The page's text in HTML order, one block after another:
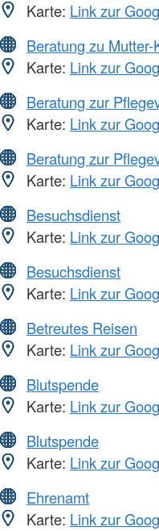
Karte: Link zur
Beratung zu Mutter-
Karte: Link zur
Beratung zur
Karte: Link zur
Beratung zur
Karte: Link zur
Besuchsdienst
Karte: Link zur
Besuchsdienst
Karte: Link zur
Betreutes Reisen
Karte: Link zur
Blutspende
Karte: Link zur
Blutspende
Karte: Link zur
Ehrenamt
Karte: Link zur